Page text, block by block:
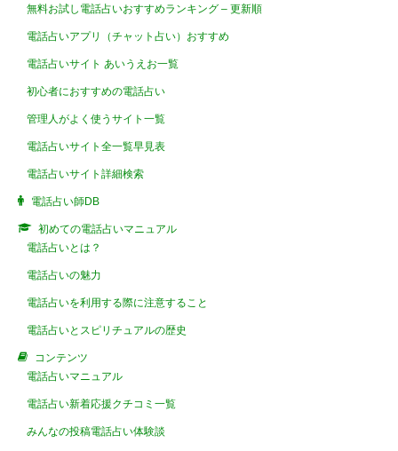
無料お試し電話占いおすすめランキング – 更新順
電話占いアプリ（チャット占い）おすすめ
電話占いサイト あいうえお一覧
初心者におすすめの電話占い
管理人がよく使うサイト一覧
電話占いサイト全一覧早見表
電話占いサイト詳細検索
電話占い師DB
初めての電話占いマニュアル
電話占いとは？
電話占いの魅力
電話占いを利用する際に注意すること
電話占いとスピリチュアルの歴史
コンテンツ
電話占いマニュアル
電話占い新着応援クチコミ一覧
みんなの投稿電話占い体験談